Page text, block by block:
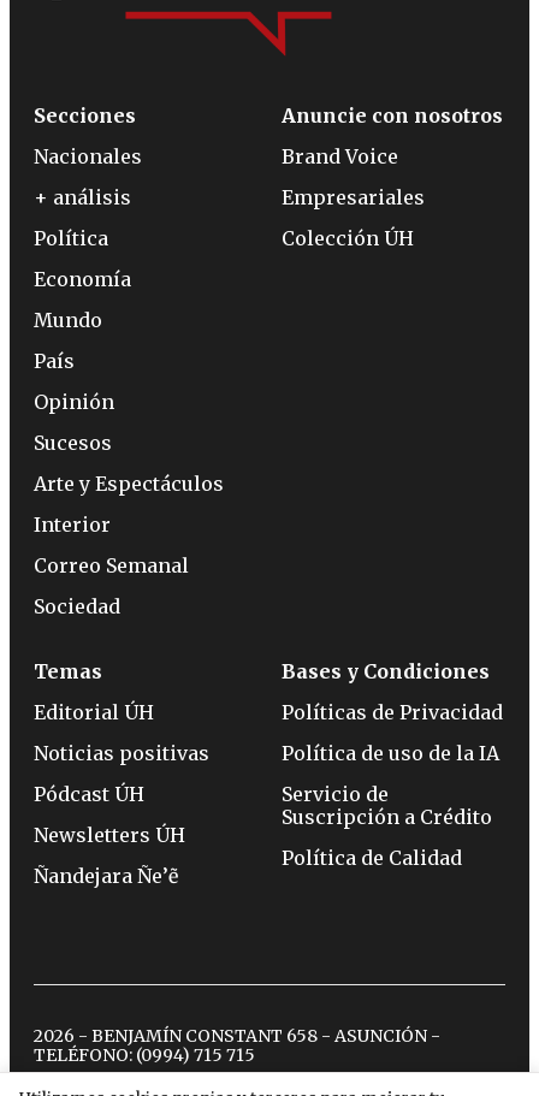
Secciones
Nacionales
+ análisis
Política
Economía
Mundo
País
Opinión
Sucesos
Arte y Espectáculos
Interior
Correo Semanal
Sociedad
Anuncie con nosotros
Brand Voice
Empresariales
Colección ÚH
Temas
Editorial ÚH
Noticias positivas
Pódcast ÚH
Newsletters ÚH
Ñandejara Ñe’ẽ
Bases y Condiciones
Políticas de Privacidad
Política de uso de la IA
Servicio de
Suscripción a Crédito
Política de Calidad
2026 - BENJAMÍN CONSTANT 658 - ASUNCIÓN -
TELÉFONO: (0994) 715 715